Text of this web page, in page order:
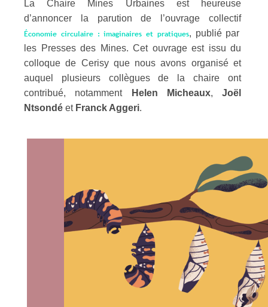
La Chaire Mines Urbaines est heureuse
d’annoncer la parution de l’ouvrage collectif
Économie circulaire : imaginaires et pratiques, publié par
les Presses des Mines. Cet ouvrage est issu du
colloque de Cerisy que nous avons organisé et
auquel plusieurs collègues de la chaire ont
contribué, notamment
Helen Micheaux, Joël
Ntsondé et Franck Aggeri.